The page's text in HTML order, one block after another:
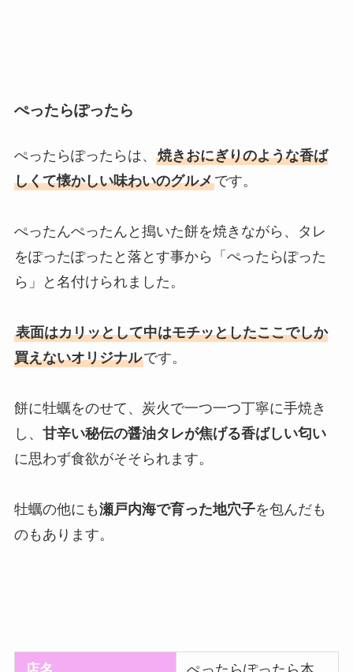
ぺったらぽったら
ぺったらぽったらは、 焼きおにぎりのような香ば
しくて懐かしい味わいのグルメです。
ぺったんぺったんと搗いた餅を焼きながら、タレ
をぽったぽったと落とす事から「ぺったらぽった
ら」と名付けられました。
表面はカリッとして中はモチッとしたここでしか
買えないオリジナルです。
餅に牡蠣をのせて、炭火で一つ一つ丁寧に手焼き
し、 甘辛い秘伝の醤油タレが焦げる香ばしい匂い
に思わず食欲がそそられます。
牡蠣の他にも瀬戸内海で育った地穴子を包んだも
のもあります。